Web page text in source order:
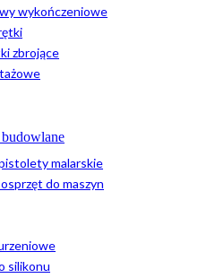
wykończeniowe
zbrojące
malarskie
do maszyn
silikonu